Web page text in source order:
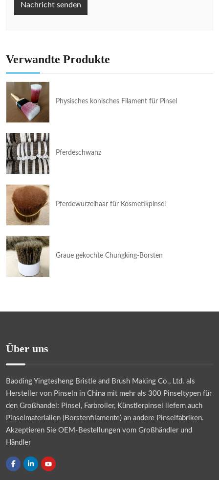
Nachricht senden
Verwandte Produkte
Physisches konisches Filament für Pinsel
Pferdeschwanz
Pferdewurzelhaar für Kosmetikpinsel
Graue gekochte Chungking-Borsten
Über uns
Baoding Yingtesheng Bristle and Brush Making Co., Ltd. als
Hersteller von Pinseln in China mit mehr als 300 Pinseltypen für
den Großhandel: Pinsel, Farbroller, Künstlerpinsel liefern auch
Pinselmaterialien (Borstenfilamente) an andere Pinselfabriken.
Akzeptieren Sie OEM-Bestellungen vom Großhändler und
Händler